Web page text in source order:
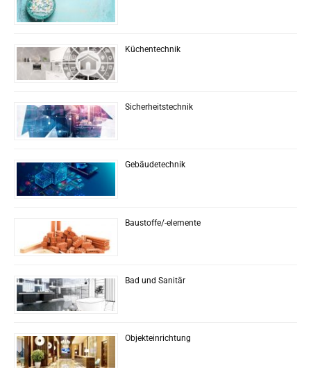
Küchentechnik
Sicherheitstechnik
Gebäudetechnik
Baustoffe/-elemente
Bad und Sanitär
Objekteinrichtung